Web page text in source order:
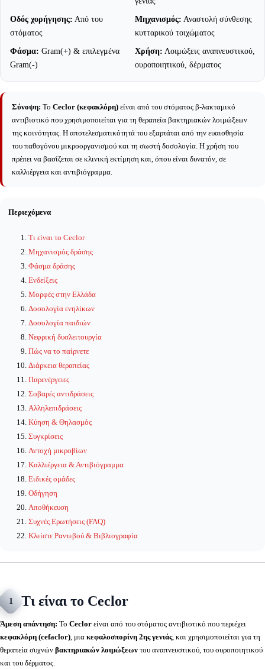
Οδός χορήγησης: Από του
στόματος
Μηχανισμός: Αναστολή σύνθεσης
κυτταρικού τοιχώματος
Φάσμα: Gram(+) & επιλεγμένα
Gram(-)
Χρήση: Λοιμώξεις αναπνευστικού,
ουροποιητικού, δέρματος
Σύνοψη: Το Ceclor (κεφακλόρη) είναι από του στόματος β-λακταμικό
αντιβιοτικό που χρησιμοποιείται για τη θεραπεία βακτηριακών λοιμώξεων
της κοινότητας. Η αποτελεσματικότητά του εξαρτάται από την ευαισθησία
του παθογόνου μικροοργανισμού και τη σωστή δοσολογία. Η χρήση του
πρέπει να βασίζεται σε κλινική εκτίμηση και, όπου είναι δυνατόν, σε
καλλιέργεια και αντιβιόγραμμα.
Περιεχόμενα
Τι είναι το Ceclor
Μηχανισμός δράσης
Φάσμα δράσης
Ενδείξεις
Μορφές στην Ελλάδα
Δοσολογία ενηλίκων
Δοσολογία παιδιών
Νεφρική δυσλειτουργία
Πώς να το παίρνετε
Διάρκεια θεραπείας
Παρενέργειες
Σοβαρές αντιδράσεις
Αλληλεπιδράσεις
Κύηση & Θηλασμός
Συγκρίσεις
Αντοχή μικροβίων
Καλλιέργεια & Αντιβιόγραμμα
Ειδικές ομάδες
Οδήγηση
Αποθήκευση
Συχνές Ερωτήσεις (FAQ)
Κλείστε Ραντεβού & Βιβλιογραφία
1 Τι είναι το Ceclor
Άμεση απάντηση: Το Ceclor είναι από του στόματος αντιβιοτικό που περιέχει
κεφακλόρη (cefaclor), μια κεφαλοσπορίνη 2ης γενιάς, και χρησιμοποιείται για τη
θεραπεία συχνών βακτηριακών λοιμώξεων του αναπνευστικού, του ουροποιητικού
και του δέρματος.